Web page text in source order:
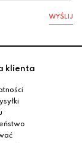
WYŚLIJ
klienta